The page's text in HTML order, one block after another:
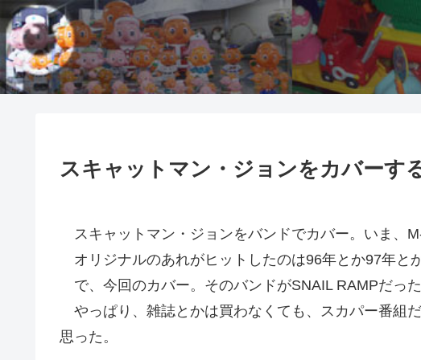
スキャットマン・ジョンをカバーす
スキャットマン・ジョンをバンドでカバー。いま、
オリジナルのあれがヒットしたのは96年とか97年と
で、今回のカバー。そのバンドがSNAIL RAMPだった
やっぱり、雑誌とかは買わなくても、スカパー番組
思った。